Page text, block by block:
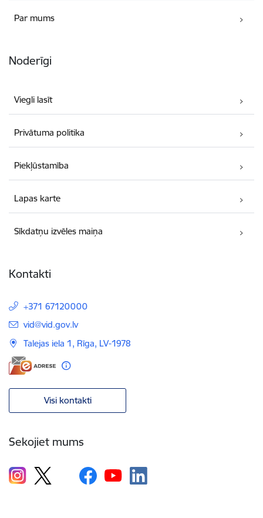
Par mums
Noderīgi
Viegli lasīt
Privātuma politika
Piekļūstamība
Lapas karte
Sīkdatņu izvēles maiņa
Kontakti
+371 67120000
E-pasts:
vid@vid.gov.lv
Talejas iela 1, Rīga, LV-1978
Visi kontakti
Sekojiet mums